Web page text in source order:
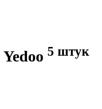
5 штук